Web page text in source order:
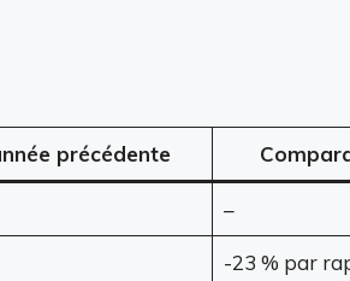
précédente
–
-23 % par